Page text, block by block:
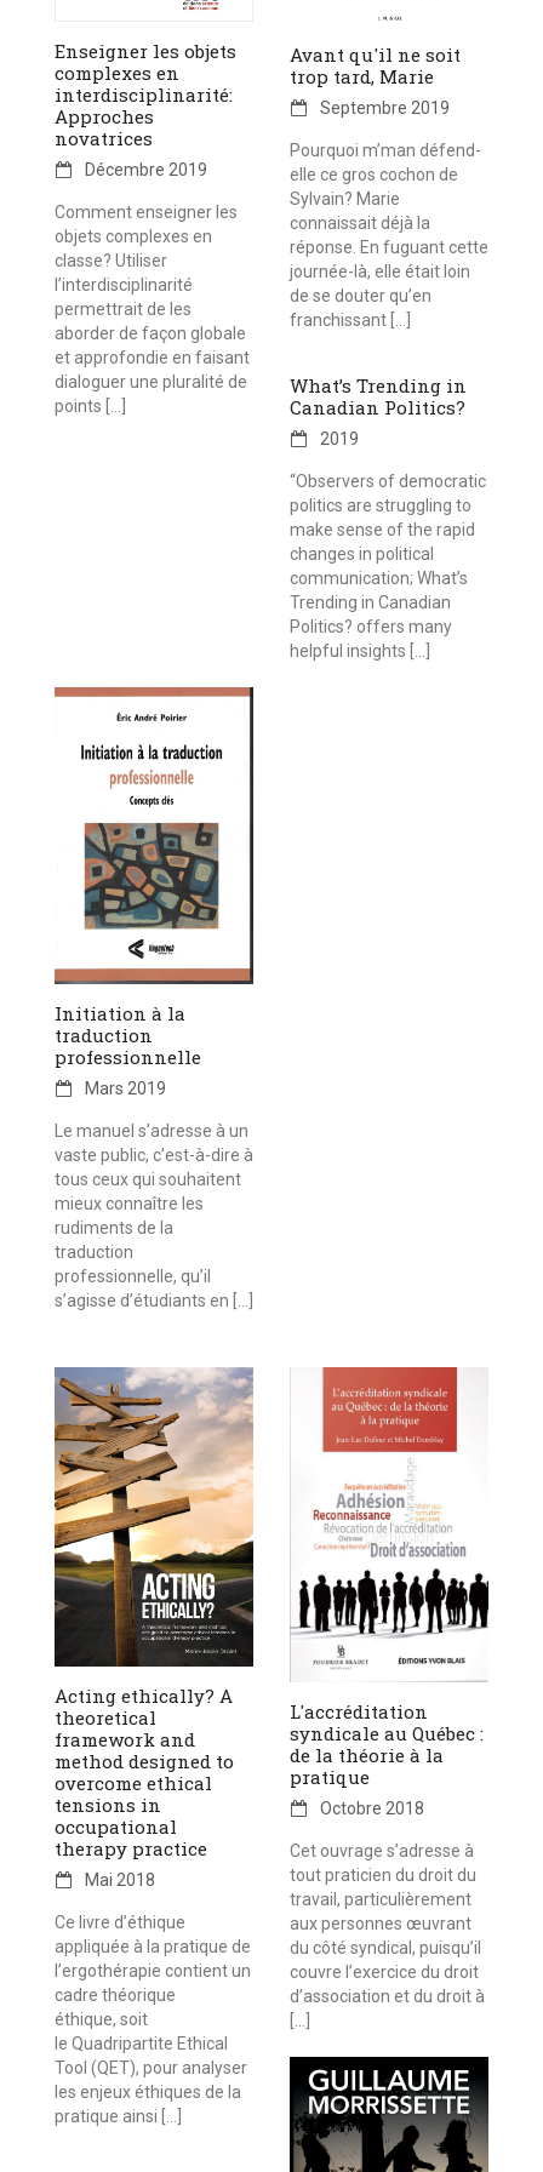
Enseigner les objets
complexes en
interdisciplinarité:
Approches
novatrices
Décembre 2019
Comment enseigner les
objets complexes en
classe? Utiliser
l’interdisciplinarité
permettrait de les
aborder de façon globale
et approfondie en faisant
dialoguer une pluralité de
points […]
Avant qu'il ne soit
trop tard, Marie
Septembre 2019
Pourquoi m’man défend-
elle ce gros cochon de
Sylvain? Marie
connaissait déjà la
réponse. En fuguant cette
journée-là, elle était loin
de se douter qu’en
franchissant […]
What’s Trending in
Canadian Politics?
2019
“Observers of democratic
politics are struggling to
make sense of the rapid
changes in political
communication; What’s
Trending in Canadian
Politics? offers many
helpful insights […]
Initiation à la
traduction
professionnelle
Mars 2019
Le manuel s’adresse à un
vaste public, c’est-à-dire à
tous ceux qui souhaitent
mieux connaître les
rudiments de la
traduction
professionnelle, qu’il
s’agisse d’étudiants en […]
Acting ethically? A
theoretical
framework and
method designed to
overcome ethical
tensions in
occupational
therapy practice
Mai 2018
Ce livre d’éthique
appliquée à la pratique de
l’ergothérapie contient un
cadre théorique
éthique, soit
le Quadripartite Ethical
Tool (QET), pour analyser
les enjeux éthiques de la
pratique ainsi […]
L'accréditation
syndicale au Québec :
de la théorie à la
pratique
Octobre 2018
Cet ouvrage s’adresse à
tout praticien du droit du
travail, particulièrement
aux personnes œuvrant
du côté syndical, puisqu’il
couvre l’exercice du droit
d’association et du droit à
[…]